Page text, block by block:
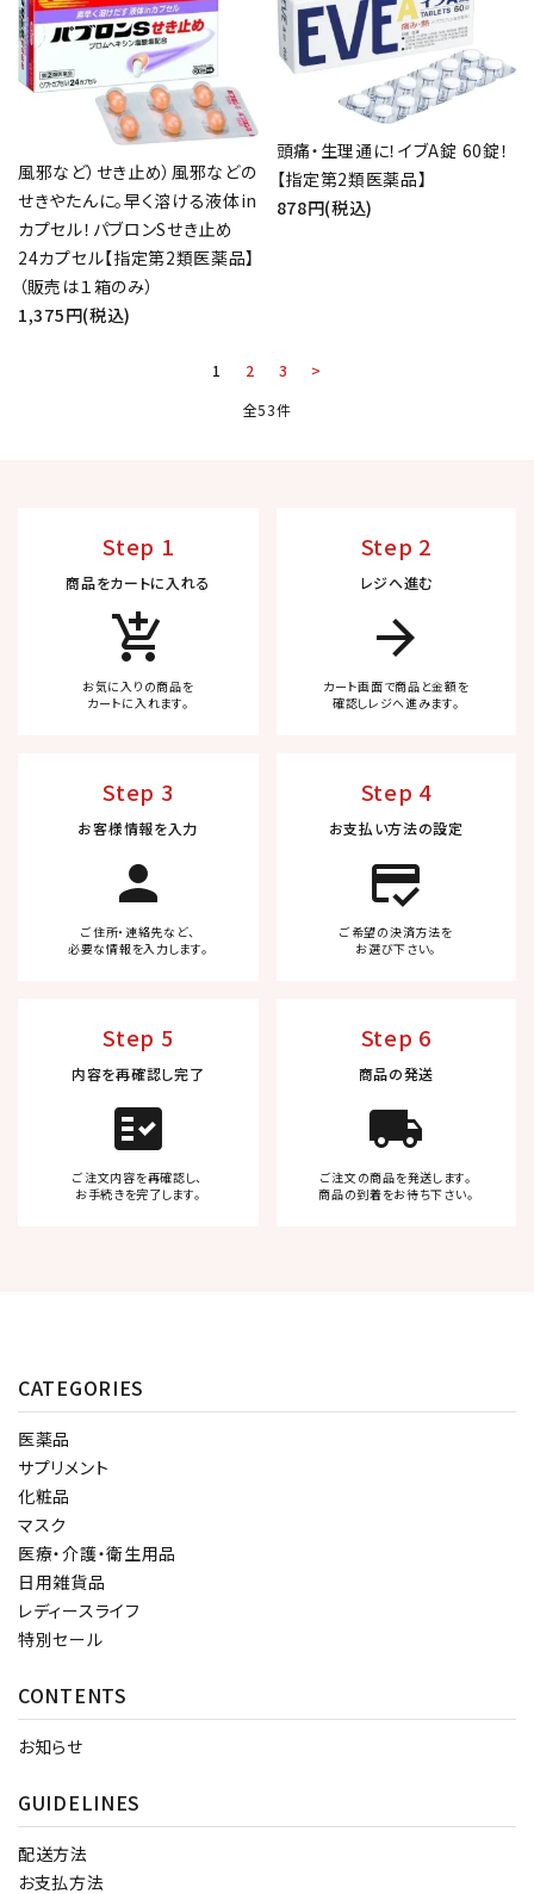
風邪など）せき止め）風邪などの
せきやたんに。早く溶ける液体in
カプセル！パブロンSせき止め
24カプセル【指定第2類医薬品】
（販売は１箱のみ）
1,375円(税込)
頭痛・生理通に！イブA錠 60錠！
【指定第2類医薬品】
878円(税込)
1 2 3
>
全53件
Step 1
商品をカートに入れる
add_shopping_cart
お気に入りの商品を
カートに入れます。
Step 2
レジへ進む
arrow_forward
カート画面で商品と金額を
確認しレジへ進みます。
Step 3
お客様情報を入力
person
ご住所・連絡先など、
必要な情報を入力します。
Step 4
お支払い方法の設定
credit_score
ご希望の決済方法を
お選び下さい。
Step 5
内容を再確認し完了
fact_check
ご注文内容を再確認し、
お手続きを完了します。
Step 6
商品の発送
local_shipping
ご注文の商品を発送します。
商品の到着をお待ち下さい。
CATEGORIES
医薬品
サプリメント
化粧品
マスク
医療・介護・衛生用品
日用雑貨品
レディースライフ
特別セール
CONTENTS
お知らせ
GUIDELINES
配送方法
お支払方法